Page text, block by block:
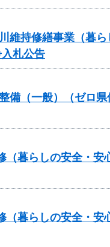
持修繕事業（暮
札公告
備（一般）（ゼ
暮らしの安全・安
暮らしの安全・安